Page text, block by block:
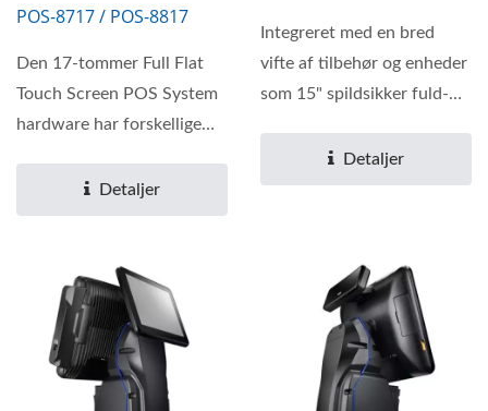
POS-8717 / POS-8817
Den 17-tommer Full Flat
Touch Screen POS System
hardware har forskellige
imødekomme...Detaljer
Integreret med en bred
vifte af tilbehør og enheder
som 15" spildsikker fuld-
Detaljer